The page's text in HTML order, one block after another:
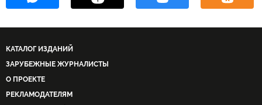
КАТАЛОГ ИЗДАНИЙ
ЗАРУБЕЖНЫЕ ЖУРНАЛИСТЫ
О ПРОЕКТЕ
РЕКЛАМОДАТЕЛЯМ